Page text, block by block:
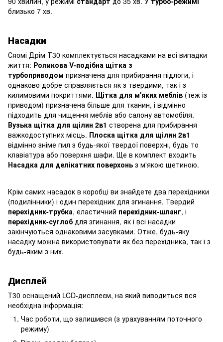
близько 7 хв.
Насадки
Сяомі Дрім Т30 комплектується насадками на всі випадки
життя: Роликова V-подібна щітка з
турбоприводом призначена для прибирання підлоги, і
однаково добре справляється як з твердими, так і з
килимовими покриттями. Щітка для м'яких меблів (теж із
приводом) призначена більше для тканин, і відмінно
підходить для чищення меблів або салону автомобіля.
Вузька щітка для щілин 2в1 створена для прибирання
важкодоступних місць. Плоска щітка для щілин 2в1
відмінно зніме пил з будь-якої твердої поверхні, будь то
клавіатура або поверхня шафи. Ще в комплект входить
Насадка для делікатних поверхонь з м'якою щетиною.
Крім самих насадок в коробці ви знайдете два перехідники
(подилінники) і один перехідник для згинання. Твердий
перехідник-трубка, еластичний перехідник-шланг, і
перехідник-суглоб для згинання, як і всі насадки
закінчуються однаковими засувками. Отже, будь-яку
насадку можна використовувати як без перехідника, так і з
будь-яким з них.
Дисплей
T30 оснащений LCD-дисплеєм, на який виводиться вся
необхідна інформація:
Час роботи, що залишився (з урахуванням поточного
режиму)